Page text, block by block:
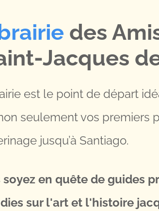
des
Jacques
est le point de départ
seulement vos premiers
jusqu’à Santiago.
soyez en quête de guides
sur l'art et l'histoire